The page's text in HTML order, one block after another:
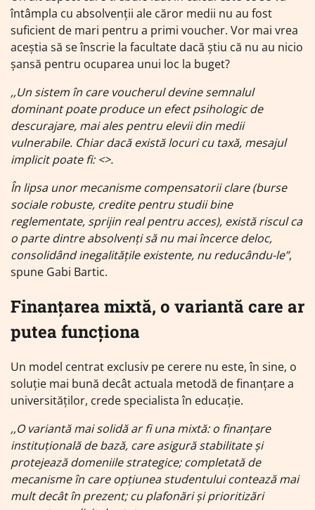
întâmpla cu absolvenții ale căror medii nu au fost
suficient de mari pentru a primi voucher. Vor mai vrea
aceștia să se înscrie la facultate dacă știu că nu au nicio
șansă pentru ocuparea unui loc la buget?
,,Un sistem în care voucherul devine semnalul
dominant poate produce un efect psihologic de
descurajare, mai ales pentru elevii din medii
vulnerabile. Chiar dacă există locuri cu taxă, mesajul
implicit poate fi: <>.
În lipsa unor mecanisme compensatorii clare (burse
sociale robuste, credite pentru studii bine
reglementate, sprijin real pentru acces), există riscul ca
o parte dintre absolvenți să nu mai încerce deloc,
consolidând inegalitățile existente, nu reducându-le”,
spune Gabi Bartic.
Finanțarea mixtă, o variantă care ar
putea funcționa
Un model centrat exclusiv pe cerere nu este, în sine, o
soluție mai bună decât actuala metodă de finanțare a
universităților, crede specialista în educație.
,,O variantă mai solidă ar fi una mixtă: o finanțare
instituțională de bază, care asigură stabilitate și
protejează domeniile strategice; completată de
mecanisme în care opțiunea studentului contează mai
mult decât în prezent; cu plafonări și prioritizări